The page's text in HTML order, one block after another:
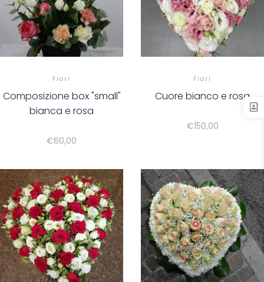
Fiori
Composizione box "small"
bianca e rosa
€60,00
Fiori
Cuore bianco e rosa
€150,00